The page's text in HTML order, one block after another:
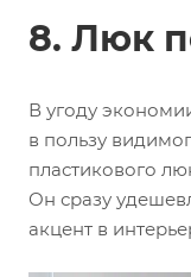
8. Люк
В угоду
в пользу
пластикового
Он сразу
акцент в